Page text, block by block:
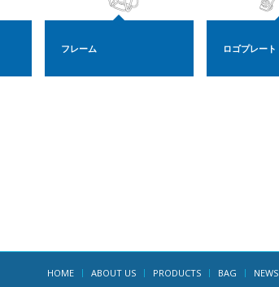
フレーム ロゴプレート
HOME ABOUT US PRODUCTS BAG NEWS